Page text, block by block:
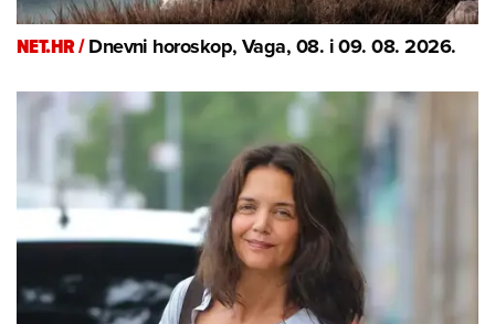
NET.HR /Dnevni horoskop, Vaga, 08. i 09. 08. 2026.